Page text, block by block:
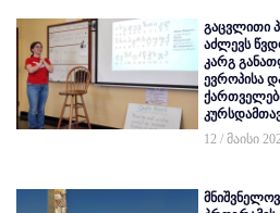
გაცვლითი
აძლევს
კარგ
ევროპისა
12 / მაისი